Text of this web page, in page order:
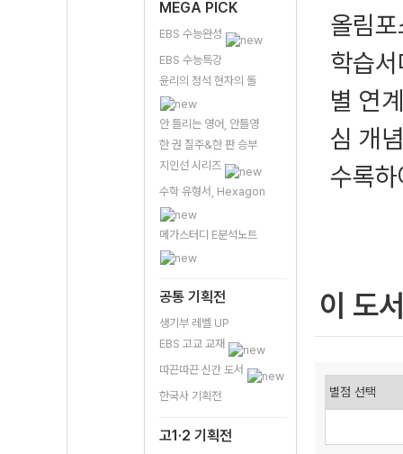
MEGA PICK
EBS 수능완성
EBS 수능특강
윤리의 정석 현자의 돌
안 틀리는 영어, 안틀영
한 권 질주&한 판 승부
지인선 시리즈
수학 유형서, Hexagon
메가스터디 E분석노트
공통 기획전
생기부 레벨 UP
EBS 고교 교재
따끈따끈 신간 도서
한국사 기획전
고1·2 기획전
올림
학습
별 연
심 개
수록
이 도